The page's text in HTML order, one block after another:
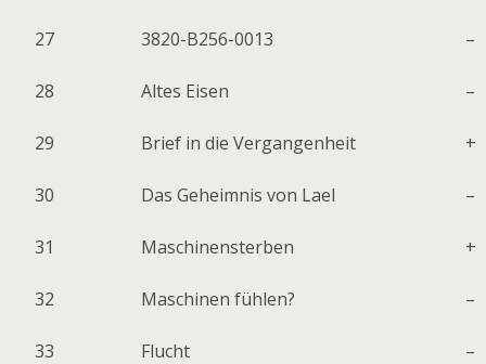
27 3820-B256-0013 –
28 Altes Eisen –
29 Brief in die Vergangenheit +
30 Das Geheimnis von Lael –
31 Maschinensterben +
32 Maschinen fühlen? –
33 Flucht –